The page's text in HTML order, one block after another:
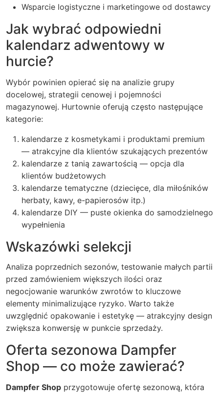
Wsparcie logistyczne i marketingowe od dostawcy
Jak wybrać odpowiedni
kalendarz adwentowy w
hurcie?
Wybór powinien opierać się na analizie grupy
docelowej, strategii cenowej i pojemności
magazynowej. Hurtownie oferują często następujące
kategorie:
kalendarze z kosmetykami i produktami premium
— atrakcyjne dla klientów szukających prezentów
kalendarze z tanią zawartością — opcja dla
klientów budżetowych
kalendarze tematyczne (dziecięce, dla miłośników
herbaty, kawy, e-papierosów itp.)
kalendarze DIY — puste okienka do samodzielnego
wypełnienia
Wskazówki selekcji
Analiza poprzednich sezonów, testowanie małych partii
przed zamówieniem większych ilości oraz
negocjowanie warunków zwrotów to kluczowe
elementy minimalizujące ryzyko. Warto także
uwzględnić opakowanie i estetykę — atrakcyjny design
zwiększa konwersję w punkcie sprzedaży.
Oferta sezonowa Dampfer
Shop — co może zawierać?
Dampfer Shop przygotowuje ofertę sezonową, która